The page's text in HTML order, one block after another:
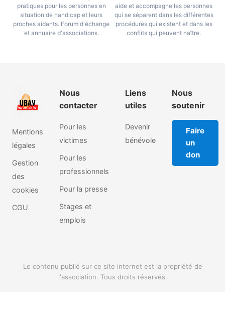
pratiques pour les personnes en
situation de handicap et leurs
proches aidants. Forum d'échange
et annuaire d'associations.
aide et accompagne les personnes
qui se séparent dans les différentes
procédures qui existent et dans les
conflits qui peuvent naître.
Mentions
légales
Gestion
des
cookies
CGU
Nous
contacter
Pour les
victimes
Pour les
professionnels
Pour la presse
Stages et
emplois
Liens
utiles
Devenir
bénévole
Nous
soutenir
Faire
un
don
Le contenu publié sur ce site internet est la propriété de
l'association. Tous droits réservés.